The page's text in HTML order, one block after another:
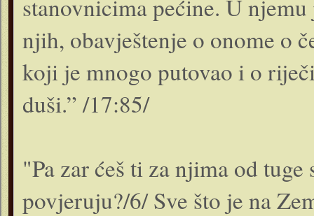
stanovnicima pećine. U
njih, obavještenje o onome o
koji je mnogo putovao i o
duši.” /17:85/
"Pa zar ćeš ti za njima od
povjeruju?/6/ Sve što je na